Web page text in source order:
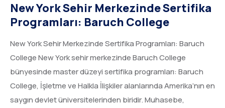
New York Sehir Merkezinde Sertifika
Programları: Baruch College
New York Sehir Merkezinde Sertifika Programları: Baruch
College New York sehir merkezinde Baruch College
bünyesinde master düzeyi sertifika programları: Baruch
College, İşletme ve Halkla İlişkiler alanlarında Amerika’nın en
saygın devlet üniversitelerinden biridir. Muhasebe,